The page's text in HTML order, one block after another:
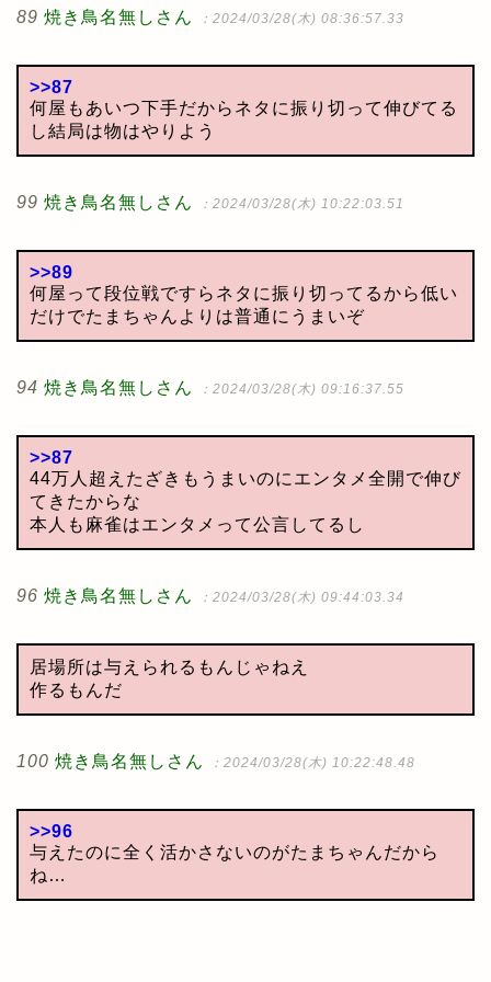
89 焼き鳥名無しさん ：2024/03/28(木) 08:36:57.33
>>87
何屋もあいつ下手だからネタに振り切って伸びてる
し結局は物はやりよう
99 焼き鳥名無しさん ：2024/03/28(木) 10:22:03.51
>>89
何屋って段位戦ですらネタに振り切ってるから低い
だけでたまちゃんよりは普通にうまいぞ
94 焼き鳥名無しさん ：2024/03/28(木) 09:16:37.55
>>87
44万人超えたざきもうまいのにエンタメ全開で伸び
てきたからな
本人も麻雀はエンタメって公言してるし
96 焼き鳥名無しさん ：2024/03/28(木) 09:44:03.34
居場所は与えられるもんじゃねえ
作るもんだ
100 焼き鳥名無しさん ：2024/03/28(木) 10:22:48.48
>>96
与えたのに全く活かさないのがたまちゃんだから
ね…